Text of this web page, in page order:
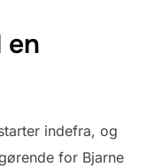
en
indefra, og
for Bjarne